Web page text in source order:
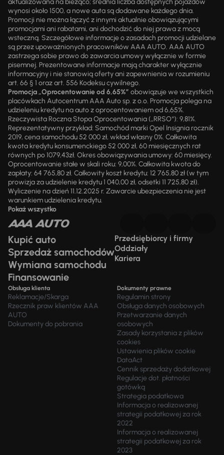
aktualizowana na bieżąco; średnia liczba dostępnych pojazdów
wynosi około 1500, a nowe auta są dodawane każdego dnia.
Promocji nie można łączyć z innymi aktualnie obowiązującymi
promocjami ani rabatami, ani dochodzić do niej prawa z mocą
wsteczną. Szczegółowe informacje o zasadach promocji udzielane
są przez upoważnionych pracowników AAA AUTO. AAA AUTO
zastrzega sobie prawo do zawarcia umowy wyłącznie w formie
pisemnej. Prezentowane informacje mają charakter wyłącznie
informacyjny i nie stanowią oferty ani zapewnienia w rozumieniu
art. 66 § 1 oraz art. 556 Kodeksu cywilnego.
Promocja „Oprocentowanie od 6,65%” obowiązuje we wszystkich
placówkach Autocentrum AAA Auto sp. z o.o. Promocja polega na
udzieleniu kredytu na auto z oprocentowaniem od 6,65%.
Rzeczywista Roczna Stopa Oprocentowania („RRSO“): 9,81%.
Reprezentatywny przykład: Samochód marki Opel Insignia rocznik
2019, cena samochodu 52 000 zł, wkład własny 0%. Całkowita
kwota kredytu konsumenckiego 52 000 zł, 60 miesięcznych rat
równych po 1079,43zł. Okres obowiązywania umowy: 60 miesięcy.
Oprocentowanie stałe w skali roku: 9,00%. Całkowita kwota do
zapłaty: 64 765,80 zł. Całkowity koszt kredytu: 12 765,80 zł (w tym
prowizja za udzielenie kredytu 1 040,00 zł, odsetki 11 725,80 zł).
Wyliczenie na dzień 11.12.2025 r. Zawarcie ubezpieczenia nie jest
warunkiem udzielenia kredytu.
Pokaż wszystko
Kupić auto
Sprzedaż samochodów
Wymiana samochodu
Finansowanie
Przedsiębiorcy i firmy
Oddziały
Kariera
Obsługa klienta
Reklamacje/Skarga
Rzecznik praw klientów AAA
AUTO
Dokumenty do pobrania
Dokumenty prawne
Regulamin strony
Obsługa danych osobowych
Przetwarzanie danych
osobowych
Zasady korzystania z plików
cookies
Ustawienia plików cookie
DataAct
Cennik sprzedaży dodatkowej
Regulacje dot. płatności
gotówką
Strategia podatkowa
Informacja o realizowanej
strategii podatkowej za rok
2022
Informacja o realizowanej
strategii podatkowej za rok
2023